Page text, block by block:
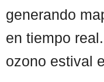
generando
en tiempo
ozono estival